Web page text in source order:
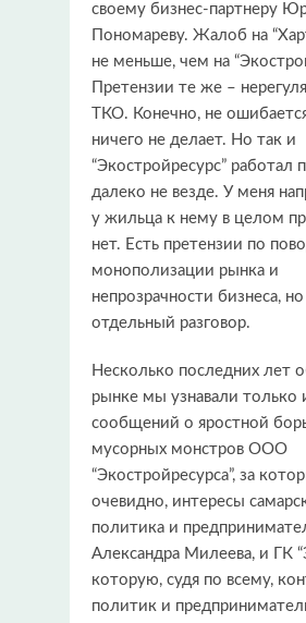
своему бизнес-партнеру
Пономареву. Жалоб на
не меньше, чем на
Претензии те же –
ТКО. Конечно, не
ничего не делает. Но так и
“Экостройресурс” работал
далеко не везде. У меня
у жильца к нему в целом
нет. Есть претензии по
монополизации рынка и
непрозрачности бизнеса,
отдельный разговор.
Несколько последних лет
рынке мы узнавали только
сообщений о яростной
мусорных монстров ООО
“Экостройресурса”, за
очевидно, интересы
политика и
Александра Милеева, и ГК
которую, судя по всему,
политик и